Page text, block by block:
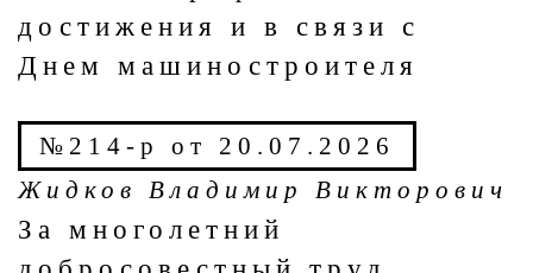
достижения и в связи с
Днем машиностроителя
№214-р от 20.07.2026
Жидков Владимир Викторович
За многолетний